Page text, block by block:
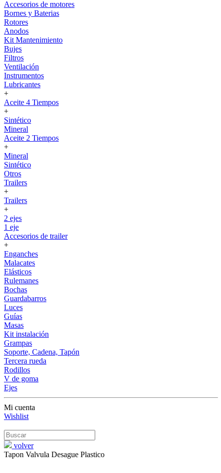
Accesorios de motores
Bornes y Baterias
Rotores
Anodos
Kit Mantenimiento
Bujes
Filtros
Ventilación
Instrumentos
Lubricantes
+
Aceite 4 Tiempos
+
Sintético
Mineral
Aceite 2 Tiempos
+
Mineral
Sintético
Otros
Trailers
+
Trailers
+
2 ejes
1 eje
Accesorios de trailer
+
Enganches
Malacates
Elásticos
Rulemanes
Bochas
Guardabarros
Luces
Guías
Masas
Kit instalación
Grampas
Soporte, Cadena, Tapón
Tercera rueda
Rodillos
V de goma
Ejes
Mi cuenta
Wishlist
volver
Tapon Valvula Desague Plastico